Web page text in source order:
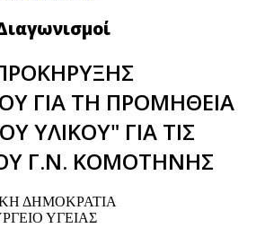
ΓΙΑ ΤΗ ΠΡΟΜΗΘΕΙΑ
ΥΛΙΚΟΥ" ΓΙΑ ΤΙΣ
Γ.Ν. ΚΟΜΟΤΗΝΗΣ
ΔΗΜΟΚΡΑΤΙΑ
ΥΓΕΙΑΣ